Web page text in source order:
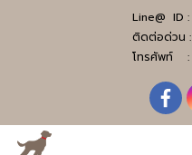
Line@ ID :
ติดต่อด่วน :
โทรศัพท์ :